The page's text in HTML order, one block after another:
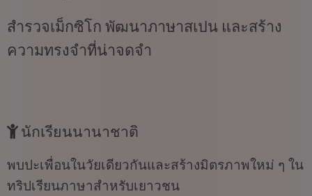
สำรวจเม็กซิโก พัฒนาภาษาสเปน และสร้าง
ความทรงจำที่น่าจดจำ
นักเรียนนานาชาติ
พบปะเพื่อนในวัยเดียวกันและสร้างมิตรภาพใหม่ ๆ ใน
ทริปเรียนภาษาสำหรับเยาวชน